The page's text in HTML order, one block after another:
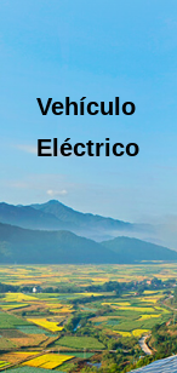
Vehículo
Eléctrico